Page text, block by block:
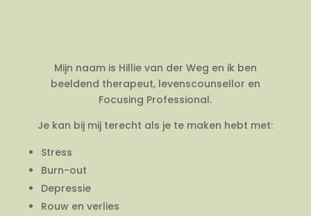
Mijn naam is Hillie van der Weg en ik ben
beeldend therapeut, levenscounsellor en
Focusing Professional.
Je kan bij mij terecht als je te maken hebt met:
Stress
Burn-out
Depressie
Rouw en verlies